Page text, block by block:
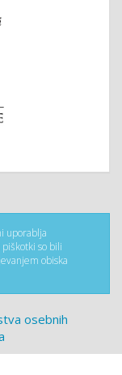
uporablja
so bili
obiska
osebnih